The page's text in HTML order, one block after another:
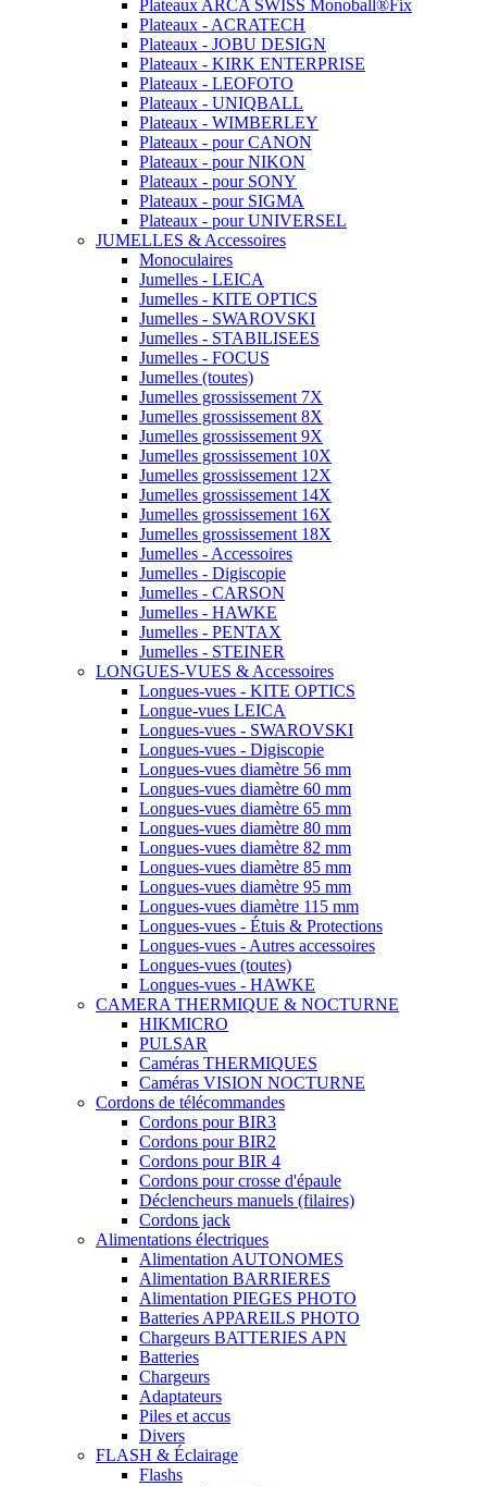
Plateaux ARCA SWISS Monoball®Fix
Plateaux - ACRATECH
Plateaux - JOBU DESIGN
Plateaux - KIRK ENTERPRISE
Plateaux - LEOFOTO
Plateaux - UNIQBALL
Plateaux - WIMBERLEY
Plateaux - pour CANON
Plateaux - pour NIKON
Plateaux - pour SONY
Plateaux - pour SIGMA
Plateaux - pour UNIVERSEL
JUMELLES & Accessoires
Monoculaires
Jumelles - LEICA
Jumelles - KITE OPTICS
Jumelles - SWAROVSKI
Jumelles - STABILISEES
Jumelles - FOCUS
Jumelles (toutes)
Jumelles grossissement 7X
Jumelles grossissement 8X
Jumelles grossissement 9X
Jumelles grossissement 10X
Jumelles grossissement 12X
Jumelles grossissement 14X
Jumelles grossissement 16X
Jumelles grossissement 18X
Jumelles - Accessoires
Jumelles - Digiscopie
Jumelles - CARSON
Jumelles - HAWKE
Jumelles - PENTAX
Jumelles - STEINER
LONGUES-VUES & Accessoires
Longues-vues - KITE OPTICS
Longue-vues LEICA
Longues-vues - SWAROVSKI
Longues-vues - Digiscopie
Longues-vues diamètre 56 mm
Longues-vues diamètre 60 mm
Longues-vues diamètre 65 mm
Longues-vues diamètre 80 mm
Longues-vues diamètre 82 mm
Longues-vues diamètre 85 mm
Longues-vues diamètre 95 mm
Longues-vues diamètre 115 mm
Longues-vues - Étuis & Protections
Longues-vues - Autres accessoires
Longues-vues (toutes)
Longues-vues - HAWKE
CAMERA THERMIQUE & NOCTURNE
HIKMICRO
PULSAR
Caméras THERMIQUES
Caméras VISION NOCTURNE
Cordons de télécommandes
Cordons pour BIR3
Cordons pour BIR2
Cordons pour BIR 4
Cordons pour crosse d'épaule
Déclencheurs manuels (filaires)
Cordons jack
Alimentations électriques
Alimentation AUTONOMES
Alimentation BARRIERES
Alimentation PIEGES PHOTO
Batteries APPAREILS PHOTO
Chargeurs BATTERIES APN
Batteries
Chargeurs
Adaptateurs
Piles et accus
Divers
FLASH & Éclairage
Flashs